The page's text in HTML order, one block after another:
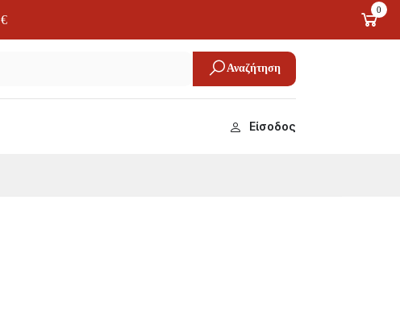
0
Αναζήτηση
Είσοδος